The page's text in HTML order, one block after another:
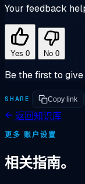
Your feedback
Yes 0 No 0
Be the first to
SHARE Copy link
返回知识库
更多 账户设置
相关指南。